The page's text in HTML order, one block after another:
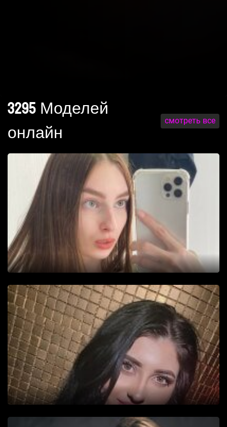
3295 Моделей
онлайн
смотреть все